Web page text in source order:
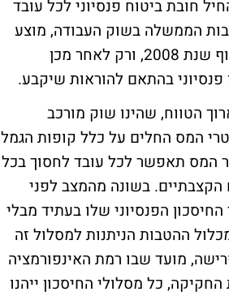
חובת ביטוח פנסיוני לכל עובד
את התערבות הממשלה בשוק העבודה, מוצע
לאפשר לעובדים ולמעסיקים לסכם ביניהם על הסדר פנסיוני עד לסוף שנת 2008, ורק לאחר מכן
בהתאם להוראות שיקבע.
הטווח, שהינו שוק מורכב
טיוטת החוק, כי החל משנת 2010 יושוו משטרי המס החלים על כלל קופות הגמל
המס תאפשר לכל עובד לחסוך בכל
הקצבתיים. בשונה מהמצב לפני
הפנסיוני שלו בעתיד מבלי
ההטבות הניתנות למסלול זה
מועד שבו רמת האינפורמציה
כל מסלולי החיסכון ייהנו